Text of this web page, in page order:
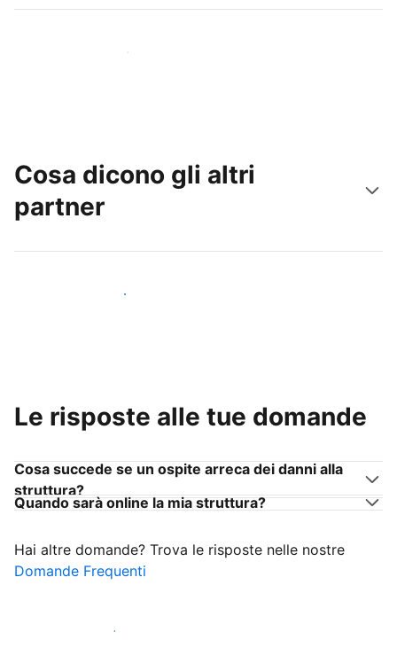
Raggiungi subito nuovi ospiti
Cosa dicono gli altri
partner
Unisciti ad altri host come te
Le risposte alle tue domande
Cosa succede se un ospite arreca dei danni alla
struttura?
Quando sarà online la mia struttura?
Hai altre domande? Trova le risposte nelle nostre
Domande Frequenti
Inizia ad accogliere ospiti